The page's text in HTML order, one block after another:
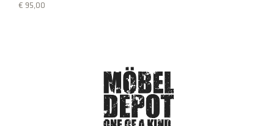
€ 95,00